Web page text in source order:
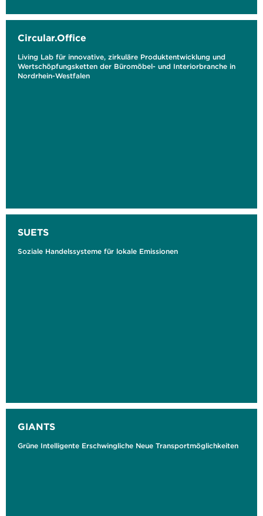
Circular.Office
Living Lab für innovative, zirkuläre Produktentwicklung und
Wertschöpfungsketten der Büromöbel- und Interiorbranche in
Nordrhein-Westfalen
SUETS
Soziale Handelssysteme für lokale Emissionen
GIANTS
Grüne Intelligente Erschwingliche Neue Transportmöglichkeiten